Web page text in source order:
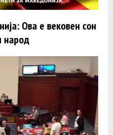
Ова е вековен сон
народ